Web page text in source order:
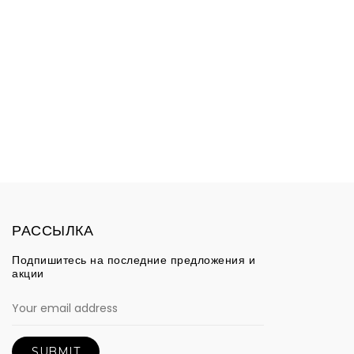
РАССЫЛКА
Подпишитесь на последние предложения и
акции